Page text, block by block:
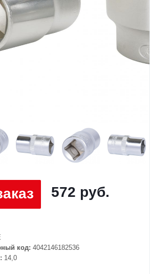
572 руб.
код: 4042146182536
14,0